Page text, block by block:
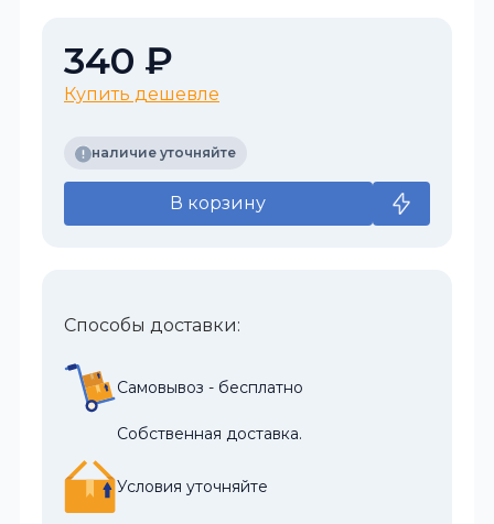
340 ₽
Купить дешевле
наличие уточняйте
В корзину
Способы доставки:
Самовывоз - бесплатно
Собственная доставка.
Условия уточняйте